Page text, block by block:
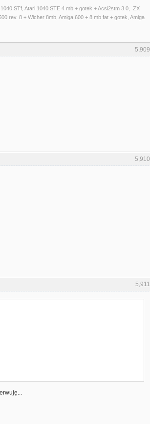
STf, Atari 1040 STE 4 mb + gotek + Acsi2stm 3.0, ZX
rev. 8 + Wicher 8mb, Amiga 600 + 8 mb fat + gotek, Amiga
5,909
5,910
5,911